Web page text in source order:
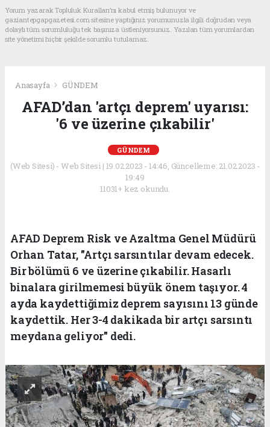
Yorum yazarak Topluluk Kuralları’nı kabul etmiş bulunuyor ve
gaziantepgapgazetesi.com sitesine yaptığınız yorumunuzla ilgili doğrudan veya
dolaylı tüm sorumluluğu tek başınıza üstleniyorsunuz. Yazılan tüm yorumlardan
site yönetimi hiçbir şekilde sorumlu tutulamaz.
Anasayfa GÜNDEM
AFAD’dan 'artçı deprem' uyarısı:
'6 ve üzerine çıkabilir'
GÜNDEM
(Web Sitesi) - Web Sitesi | 19.02.2023 - 14:46, Güncelleme: 21.02.2023 -
19:49
11031+ kez okundu.
AFAD Deprem Risk ve Azaltma Genel Müdürü
Orhan Tatar, "Artçı sarsıntılar devam edecek.
Bir bölümü 6 ve üzerine çıkabilir. Hasarlı
binalara girilmemesi büyük önem taşıyor. 4
ayda kaydettiğimiz deprem sayısını 13 günde
kaydettik. Her 3-4 dakikada bir artçı sarsıntı
meydana geliyor" dedi.